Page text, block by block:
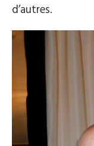
d’autres.